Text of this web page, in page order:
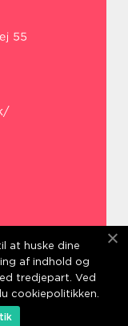
at huske dine
af indhold og
tredjepart. Ved
cookiepolitikken.